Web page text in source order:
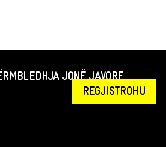
JONË JAVORE.
REGJISTROHU